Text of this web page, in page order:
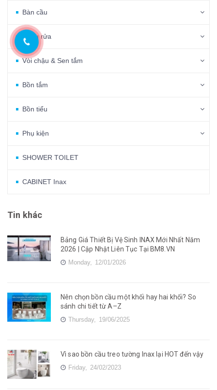
Bàn cầu
Chậu rửa
Vòi chậu & Sen tắm
Bồn tắm
Bồn tiểu
Phụ kiện
SHOWER TOILET
CABINET Inax
Tin khác
Bảng Giá Thiết Bị Vệ Sinh INAX Mới Nhất Năm
2026 | Cập Nhật Liên Tục Tại BM8.VN
Monday, 12/01/2026
Nên chọn bồn cầu một khối hay hai khối? So
sánh chi tiết từ A–Z
Thursday, 19/06/2025
Vì sao bồn cầu treo tường Inax lại HOT đến vậy
Friday, 24/02/2023